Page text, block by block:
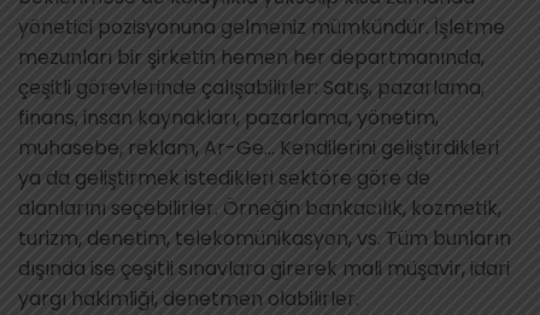
yönetici pozisyonuna gelmeniz mümkündür. İşletme
mezunları bir şirketin hemen her departmanında,
çeşitli görevlerinde çalışabilirler: Satış, pazarlama,
finans, insan kaynakları, pazarlama, yönetim,
muhasebe, reklam, Ar-Ge… Kendilerini geliştirdikleri
ya da geliştirmek istedikleri sektöre göre de
alanlarını seçebilirler. Örneğin bankacılık, kozmetik,
turizm, denetim, telekomünikasyon, vs. Tüm bunların
dışında ise çeşitli sınavlara girerek mali müşavir, idari
yargı hakimliği, denetmen olabilirler.